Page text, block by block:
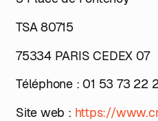
TSA 80715
75334 PARIS CEDEX 07
Téléphone : 01 53 73 22
Site web : https://